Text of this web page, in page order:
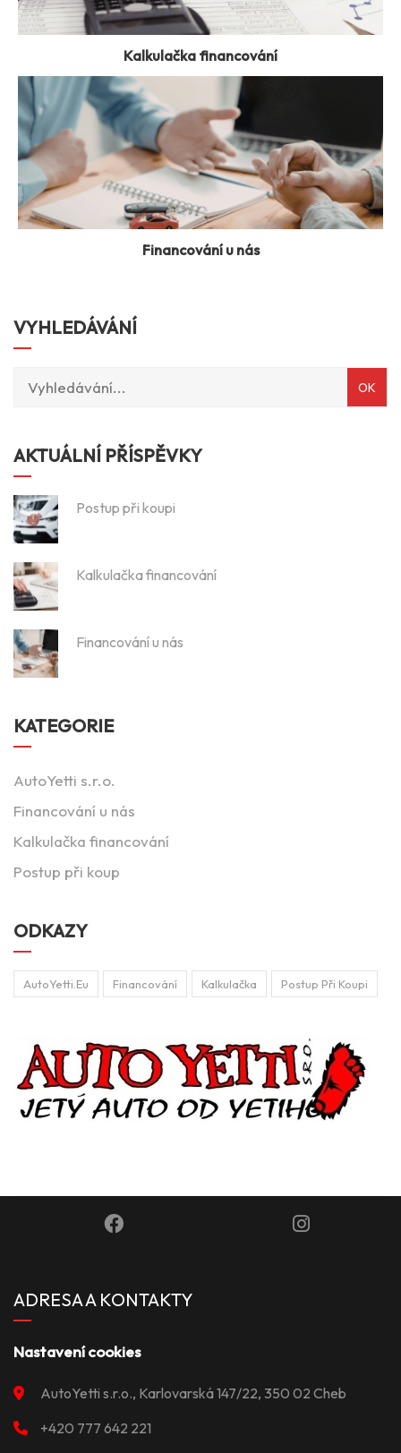
Kalkulačka financování
Financování u nás
VYHLEDÁVÁNÍ
AKTUÁLNÍ PŘÍSPĚVKY
Postup při koupi
Kalkulačka financování
Financování u nás
KATEGORIE
AutoYetti s.r.o.
Financování u nás
Kalkulačka financování
Postup při koup
ODKAZY
AutoYetti.eu Financování Kalkulačka Postup Při Koupi
ADRESA A KONTAKTY
Nastavení cookies
AutoYetti s.r.o., Karlovarská 147/22, 350 02 Cheb
+420 777 642 221